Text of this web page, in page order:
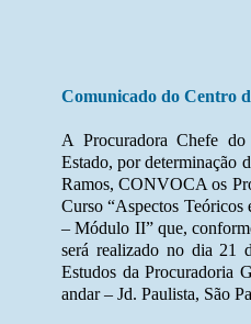
Comunicado do Centro
A Procuradora Chefe
Estado, por determinação
Ramos, CONVOCA os
Curso “Aspectos
– Módulo II” que,
será realizado no dia 21
Estudos da Procuradoria
andar – Jd. Paulista, São